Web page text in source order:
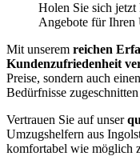
Holen Sie sich
Angebote für Ihren
Mit unserem reichen
Kundenzufriedenheit
Preise, sondern auch
Bedürfnisse
Vertrauen Sie auf unser
Umzugshelfern aus
komfortabel wie möglich